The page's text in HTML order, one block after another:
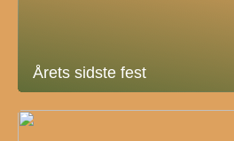
Årets sidste fest